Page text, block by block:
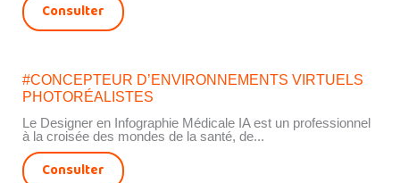
Consulter
#CONCEPTEUR D’ENVIRONNEMENTS VIRTUELS
PHOTORÉALISTES
Le Designer en Infographie Médicale IA est un professionnel
à la croisée des mondes de la santé, de...
Consulter